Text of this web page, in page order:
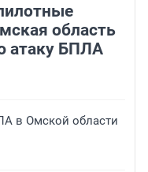
область
атаку БПЛА
в Омской области